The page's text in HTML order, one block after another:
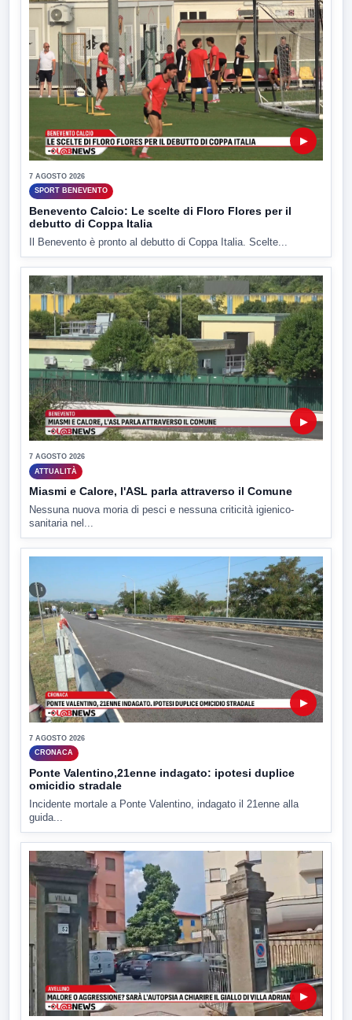
▶
7 AGOSTO 2026
SPORT BENEVENTO
Benevento Calcio: Le scelte di Floro Flores per il
debutto di Coppa Italia
Il Benevento è pronto al debutto di Coppa Italia. Scelte...
▶
7 AGOSTO 2026
ATTUALITÀ
Miasmi e Calore, l'ASL parla attraverso il Comune
Nessuna nuova moria di pesci e nessuna criticità igienico-
sanitaria nel...
▶
7 AGOSTO 2026
CRONACA
Ponte Valentino,21enne indagato: ipotesi duplice
omicidio stradale
Incidente mortale a Ponte Valentino, indagato il 21enne alla
guida...
▶